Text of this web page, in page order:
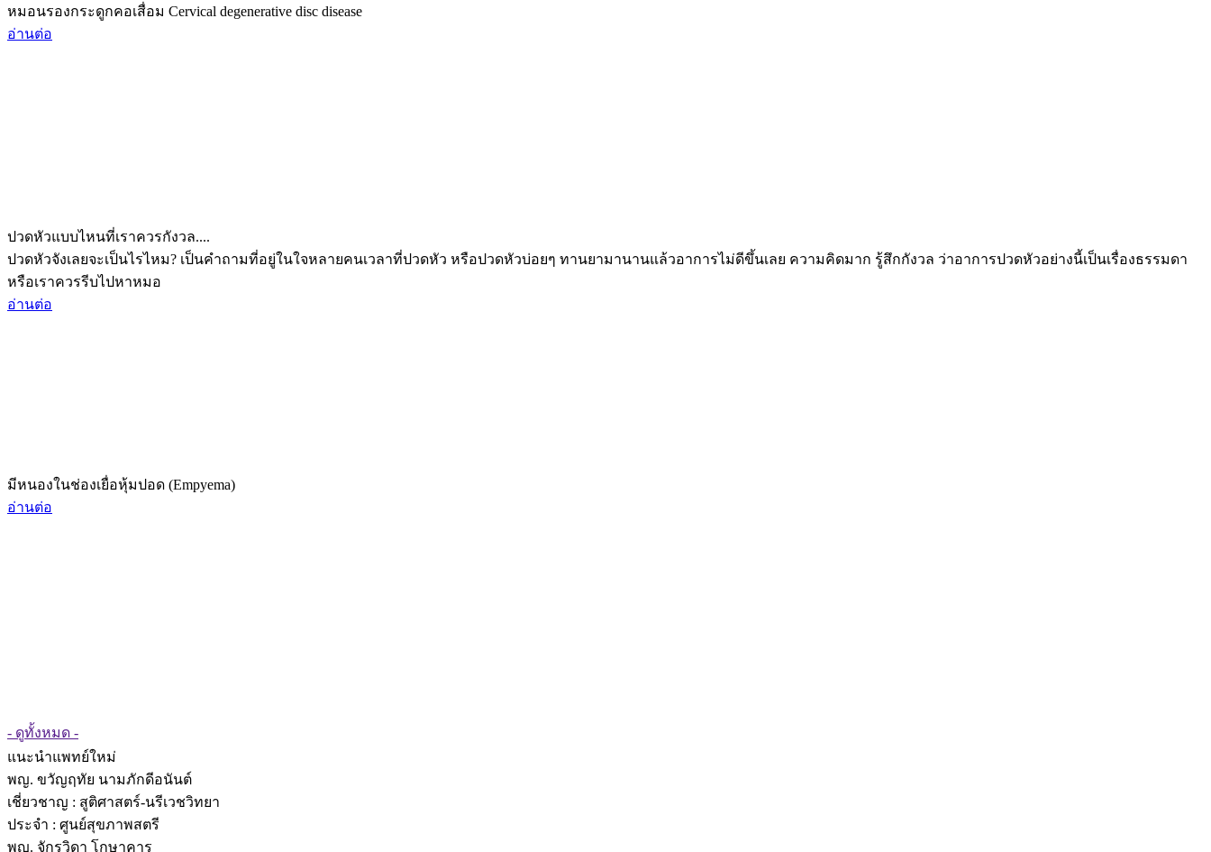
หมอนรองกระดูกคอเสื่อม Cervical degenerative disc disease
อ่านต่อ
ปวดหัวแบบไหนที่เราควรกังวล....
ปวดหัวจังเลยจะเป็นไรไหม? เป็นคำถามที่อยู่ในใจหลายคนเวลาที่ปวดหัว หรือปวดหัวบ่อยๆ ทานยามานานแล้วอาการไม่ดีขึ้นเลย ความคิดมาก รู้สึกกังวล ว่าอาการปวดหัวอย่างนี้เป็นเรื่องธรรมดา
หรือเราควรรีบไปหาหมอ
อ่านต่อ
มีหนองในช่องเยื่อหุ้มปอด (Empyema)
อ่านต่อ
- ดูทั้งหมด -
แนะนำแพทย์ใหม่
พญ. ขวัญฤทัย นามภักดีอนันต์
เชี่ยวชาญ : สูติศาสตร์-นรีเวชวิทยา
ประจำ : ศูนย์สุขภาพสตรี
พญ. จักรวิดา โกษาคาร